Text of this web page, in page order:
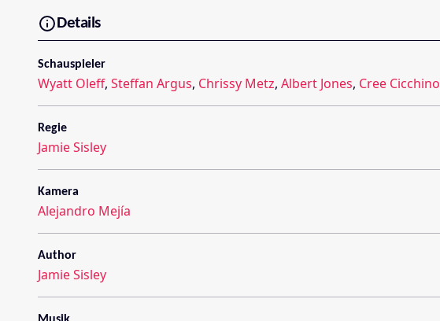
Details
Schauspieler
Wyatt Oleff, Steffan Argus, Chrissy Metz, Albert Jones, Cree Cicchino
Regie
Jamie Sisley
Kamera
Alejandro Mejía
Author
Jamie Sisley